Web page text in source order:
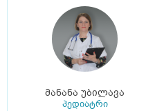
მანანა უბილავა
პედიატრი